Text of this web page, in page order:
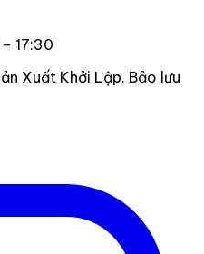
17:30
Xuất Khởi Lập. Bảo lưu